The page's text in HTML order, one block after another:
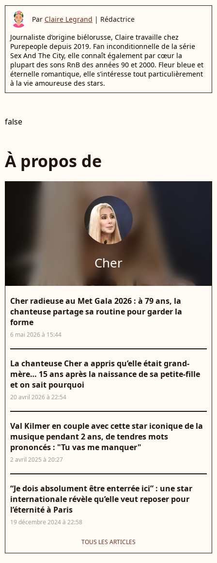
Par Claire Legrand | Rédactrice
Journaliste d’origine biélorusse, Claire travaille chez
Purepeople depuis 2019. Fan inconditionnelle de la série
Sex And The City, elle connaît également par cœur la
plupart des sons RnB des années 90 et 2000. Fleur bleue et
éternelle romantique, elle s’intéresse tout particulièrement
à la vie amoureuse des stars.
false
À propos de
Cher
Cher radieuse au Met Gala 2026 : à 79 ans, la
chanteuse partage sa routine pour garder la
forme
6 mai 2026 à 15:44
La chanteuse Cher a appris qu’elle était grand-
mère… 15 ans après la naissance de sa petite-fille
et on sait pourquoi
20 avril 2026 à 22:54
Val Kilmer en couple avec cette star iconique de la
musique pendant 2 ans, de tendres mots
prononcés : "Tu vas me manquer"
2 avril 2025 à 20:27
“Je dois absolument être enterrée ici” : une star
internationale révèle qu’elle veut reposer pour
l’éternité à Paris
19 décembre 2024 à 22:58
TOUS LES ARTICLES